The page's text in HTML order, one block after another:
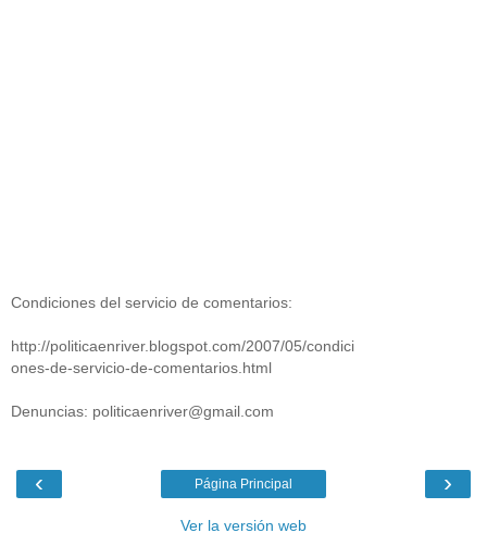
Condiciones del servicio de comentarios:
http://politicaenriver.blogspot.com/2007/05/condici
ones-de-servicio-de-comentarios.html
Denuncias: politicaenriver@gmail.com
‹ ›
Página Principal
Ver la versión web